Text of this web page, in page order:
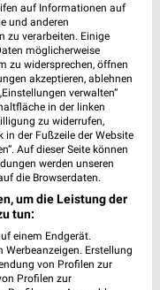
Mit Lidl Plus 3 für 2 - im laut DtGv besten Backshop
auf Informationen auf
und anderen
zu verarbeiten. Einige
möglicherweise
zu widersprechen, öffnen
akzeptieren, ablehnen
verwalten“
in der linken
zu widerrufen,
in der Fußzeile der Website
Auf dieser Seite können
werden unseren
die Browserdaten.
um die Leistung der
tun:
einem Endgerät.
Erstellung
von Profilen zur
Profilen zur